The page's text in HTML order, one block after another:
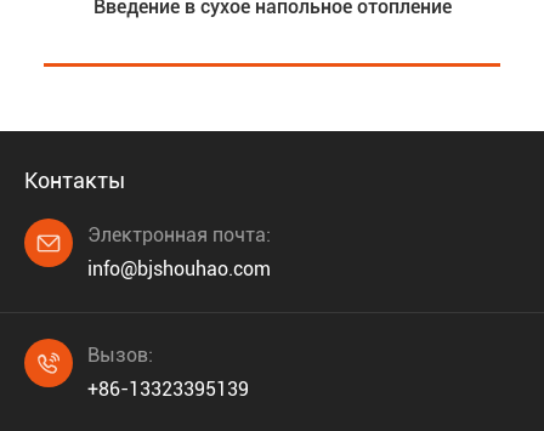
Введение в сухое напольное отопление
Контакты

Электронная почта:
info@bjshouhao.com

Вызов:
+86-13323395139